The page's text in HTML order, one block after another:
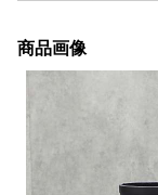
商品画像